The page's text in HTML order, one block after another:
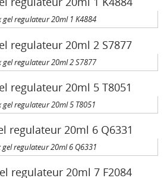
gel regulateur 20ml 1 K4884
gel regulateur 20ml 2 S7877
gel regulateur 20ml 5 T8051
gel regulateur 20ml 6 Q6331